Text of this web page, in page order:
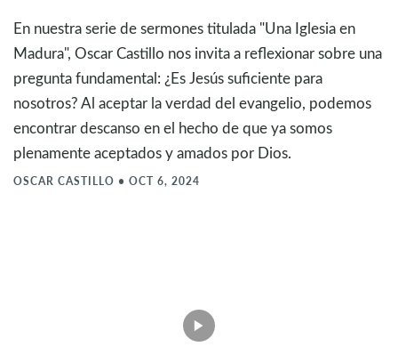
En nuestra serie de sermones titulada "Una Iglesia en
Madura", Oscar Castillo nos invita a reflexionar sobre una
pregunta fundamental: ¿Es Jesús suficiente para
nosotros? Al aceptar la verdad del evangelio, podemos
encontrar descanso en el hecho de que ya somos
plenamente aceptados y amados por Dios.
OSCAR CASTILLO • OCT 6, 2024